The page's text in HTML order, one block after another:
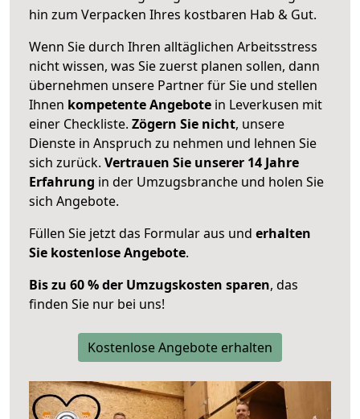
hin zum Verpacken Ihres kostbaren Hab & Gut.
Wenn Sie durch Ihren alltäglichen Arbeitsstress
nicht wissen, was Sie zuerst planen sollen, dann
übernehmen unsere Partner für Sie und stellen
Ihnen kompetente Angebote in Leverkusen mit
einer Checkliste. Zögern Sie nicht, unsere
Dienste in Anspruch zu nehmen und lehnen Sie
sich zurück. Vertrauen Sie unserer 14 Jahre
Erfahrung in der Umzugsbranche und holen Sie
sich Angebote.
Füllen Sie jetzt das Formular aus und erhalten
Sie kostenlose Angebote.
Bis zu 60 % der Umzugskosten sparen, das
finden Sie nur bei uns!
Kostenlose Angebote erhalten